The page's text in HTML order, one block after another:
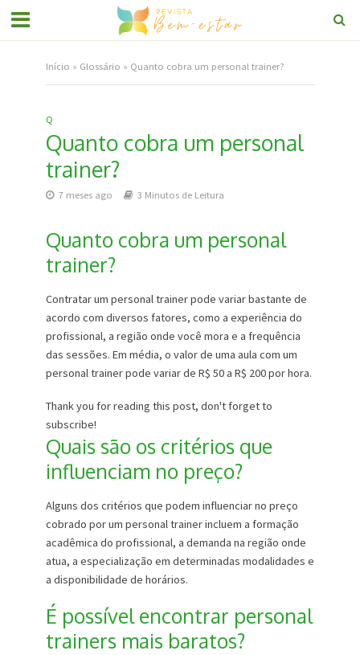
Início » Glossário » Quanto cobra um personal trainer?
Q
Quanto cobra um personal
trainer?
7 meses ago 3 Minutos de Leitura
Quanto cobra um personal
trainer?
Contratar um personal trainer pode variar bastante de
acordo com diversos fatores, como a experiência do
profissional, a região onde você mora e a frequência
das sessões. Em média, o valor de uma aula com um
personal trainer pode variar de R$ 50 a R$ 200 por hora.
Thank you for reading this post, don't forget to
subscribe!
Quais são os critérios que
influenciam no preço?
Alguns dos critérios que podem influenciar no preço
cobrado por um personal trainer incluem a formação
acadêmica do profissional, a demanda na região onde
atua, a especialização em determinadas modalidades e
a disponibilidade de horários.
É possível encontrar personal
trainers mais baratos?